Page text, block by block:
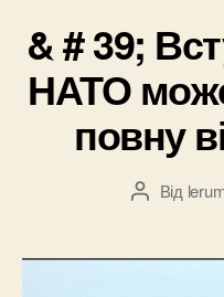
& # 39;
НАТО
повну
Автор
Від